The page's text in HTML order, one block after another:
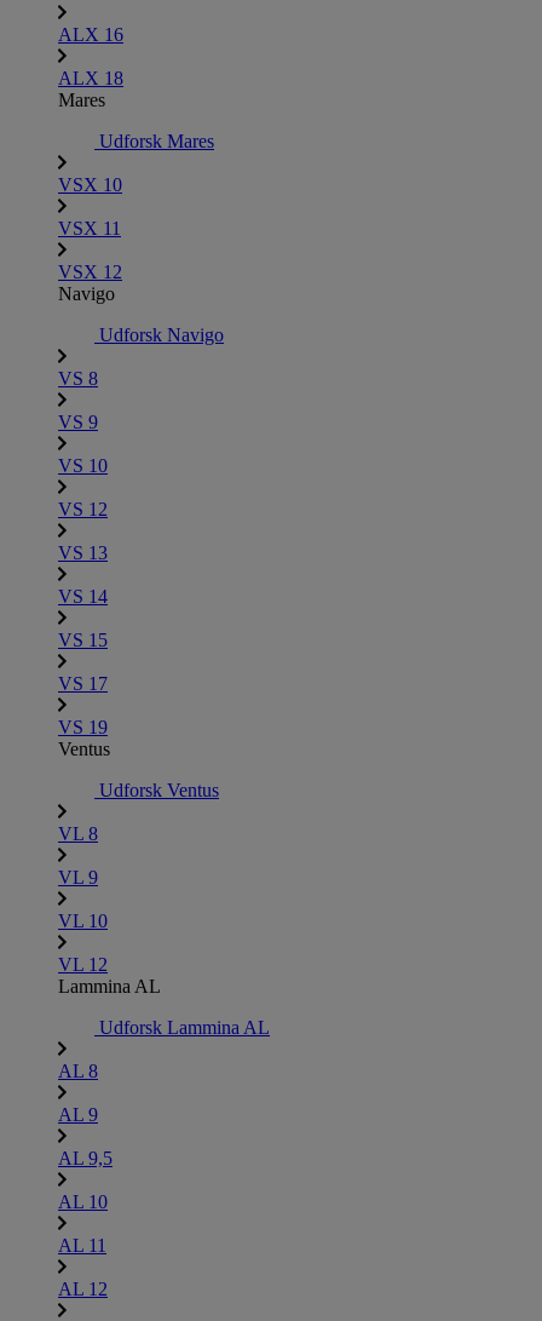
ALX 16
ALX 18
Mares
Udforsk Mares
VSX 10
VSX 11
VSX 12
Navigo
Udforsk Navigo
VS 8
VS 9
VS 10
VS 12
VS 13
VS 14
VS 15
VS 17
VS 19
Ventus
Udforsk Ventus
VL 8
VL 9
VL 10
VL 12
Lammina AL
Udforsk Lammina AL
AL 8
AL 9
AL 9,5
AL 10
AL 11
AL 12